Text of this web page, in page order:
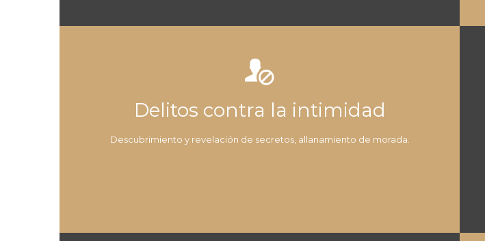

Delitos contra la intimidad
Descubrimiento y revelación de secretos, allanamiento de morada.